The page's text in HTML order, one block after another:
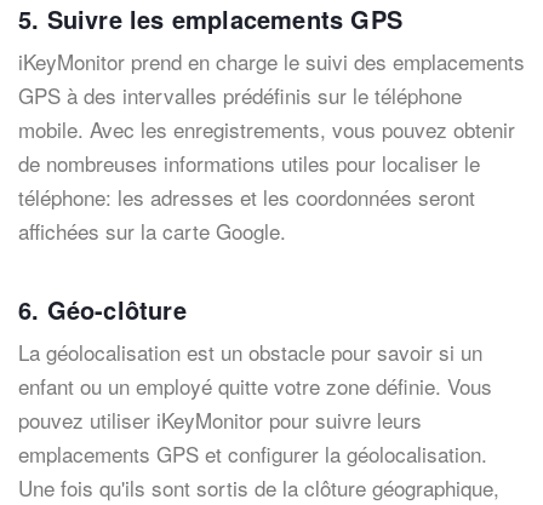
5. Suivre les emplacements GPS
iKeyMonitor prend en charge le suivi des emplacements
GPS à des intervalles prédéfinis sur le téléphone
mobile. Avec les enregistrements, vous pouvez obtenir
de nombreuses informations utiles pour localiser le
téléphone: les adresses et les coordonnées seront
affichées sur la carte Google.
6. Géo-clôture
La géolocalisation est un obstacle pour savoir si un
enfant ou un employé quitte votre zone définie. Vous
pouvez utiliser iKeyMonitor pour suivre leurs
emplacements GPS et configurer la géolocalisation.
Une fois qu'ils sont sortis de la clôture géographique,